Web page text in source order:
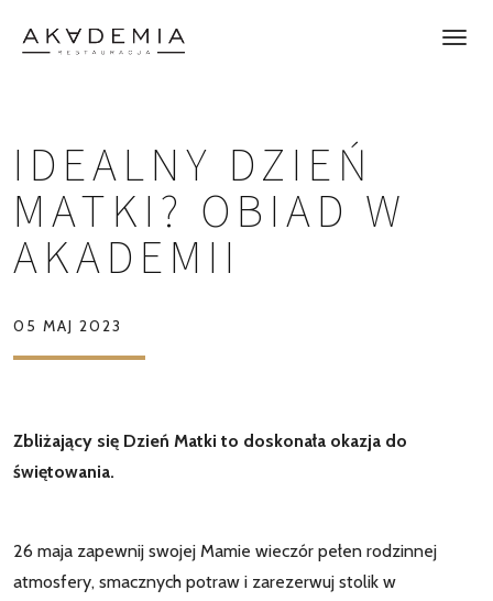
IDEALNY DZIEŃ
MATKI? OBIAD W
AKADEMII
05 MAJ 2023
Zbliżający się Dzień Matki to doskonała okazja do
świętowania.
26 maja zapewnij swojej Mamie wieczór pełen rodzinnej
atmosfery, smacznych potraw i zarezerwuj stolik w